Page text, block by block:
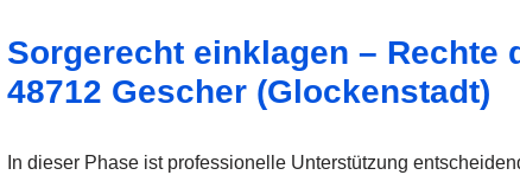
Sorgerecht einklagen – Rechte
48712 Gescher (Glockenstadt)
In dieser Phase ist professionelle Unterstützung